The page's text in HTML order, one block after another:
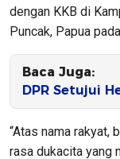
dengan KKB di
Puncak, Papua
Baca Juga:
DPR Setujui
“Atas nama rakyat,
rasa dukacita yang